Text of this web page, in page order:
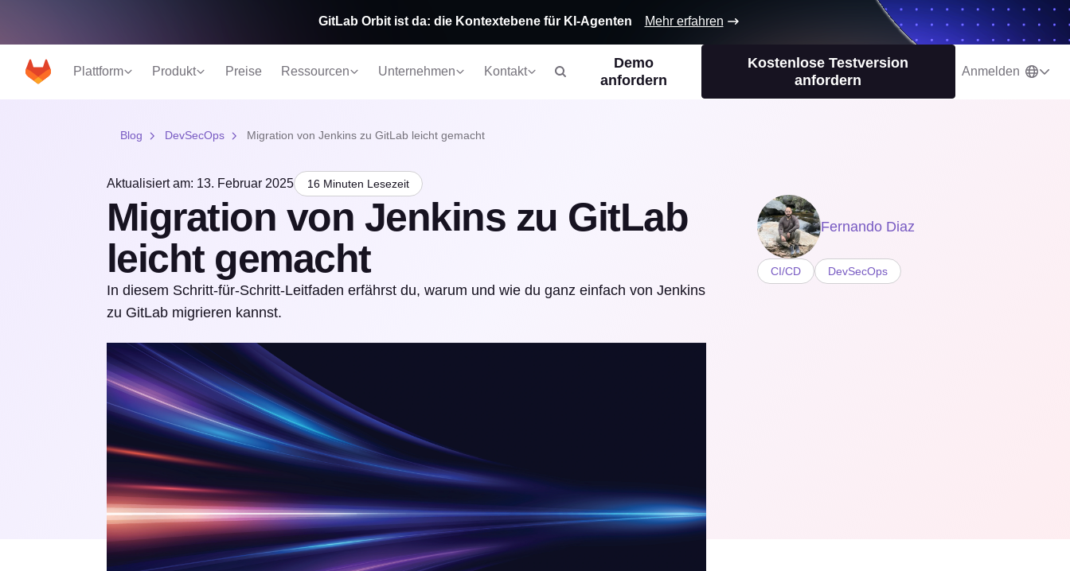
Plattform Produkt Preise Ressourcen Unternehmen Kontakt
Demo
anfordern
Kostenlose Testversion
anfordern
Anmelden
GitLab Orbit ist da: die Kontextebene für KI-Agenten Mehr erfahren
Blog DevSecOps Migration von Jenkins zu GitLab leicht gemacht
Aktualisiert am: 13. Februar 2025 16 Minuten Lesezeit
Migration von Jenkins zu GitLab
leicht gemacht
In diesem Schritt-für-Schritt-Leitfaden erfährst du, warum und wie du ganz einfach von Jenkins
zu GitLab migrieren kannst.
Fernando Diaz
CI/CD DevSecOps